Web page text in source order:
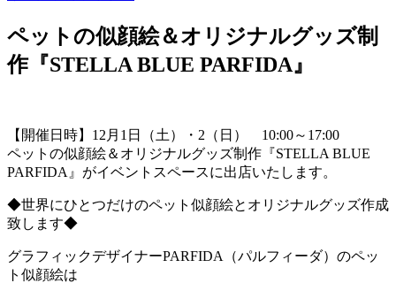
ペットの似顔絵＆オリジナルグッズ制
作『STELLA BLUE PARFIDA』
【開催日時】12月1日（土）・2（日） 10:00～17:00
ペットの似顔絵＆オリジナルグッズ制作『STELLA BLUE
PARFIDA』がイベントスペースに出店いたします。
◆世界にひとつだけのペット似顔絵とオリジナルグッズ作成
致します◆
グラフィックデザイナーPARFIDA（パルフィーダ）のペッ
ト似顔絵は